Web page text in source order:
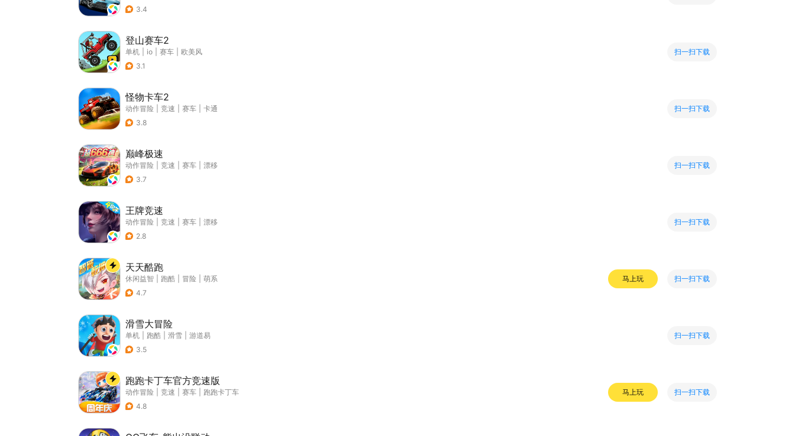
3.4
登山赛车2
单机 io 赛车
欧美风
3.1
扫一扫下载
怪物卡车2
动作冒险 竞速 赛车
卡通
3.8
扫一扫下载
巅峰极速
动作冒险 竞速 赛车
漂移
3.7
扫一扫下载
王牌竞速
动作冒险 竞速 赛车
漂移
2.8
扫一扫下载
天天酷跑
休闲益智 跑酷 冒险
萌系
4.7
马上玩 扫一扫下载
滑雪大冒险
单机 跑酷 滑雪
游道易
3.5
扫一扫下载
跑跑卡丁车官方竞速版
动作冒险 竞速 赛车
跑跑卡丁车
4.8
马上玩 扫一扫下载